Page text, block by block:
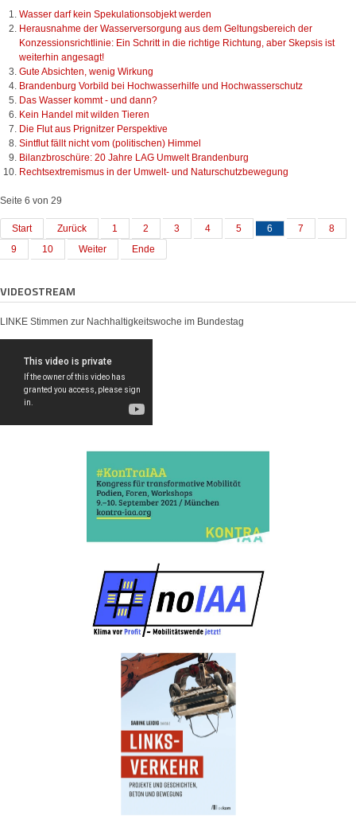
Wasser darf kein Spekulationsobjekt werden
Herausnahme der Wasserversorgung aus dem Geltungsbereich der
Konzessionsrichtlinie: Ein Schritt in die richtige Richtung, aber Skepsis ist
weiterhin angesagt!
Gute Absichten, wenig Wirkung
Brandenburg Vorbild bei Hochwasserhilfe und Hochwasserschutz
Das Wasser kommt - und dann?
Kein Handel mit wilden Tieren
Die Flut aus Prignitzer Perspektive
Sintflut fällt nicht vom (politischen) Himmel
Bilanzbroschüre: 20 Jahre LAG Umwelt Brandenburg
Rechtsextremismus in der Umwelt- und Naturschutzbewegung
Seite 6 von 29
Start Zurück 1 2 3 4 5 6 7
8
9
10 Weiter Ende
VIDEOSTREAM
LINKE Stimmen zur Nachhaltigkeitswoche im Bundestag